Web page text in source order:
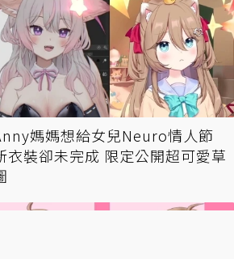
媽媽想給女兒Neuro情人節
衣裝卻未完成 限定公開超可愛草